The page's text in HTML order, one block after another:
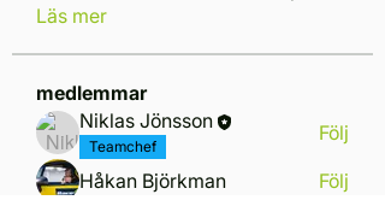
Läs mer
medlemmar
Niklas Jönsson
Teamchef
Följ
Håkan Björkman
Följ